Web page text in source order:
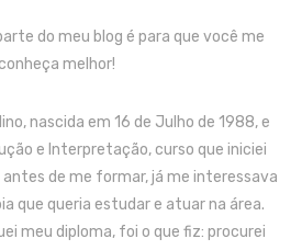
do meu blog é para que você me
melhor!
nascida em 16 de Julho de 1988, e
e Interpretação, curso que iniciei
antes de me formar, já me interessava
que queria estudar e atuar na área.
meu diploma, foi o que fiz: procurei